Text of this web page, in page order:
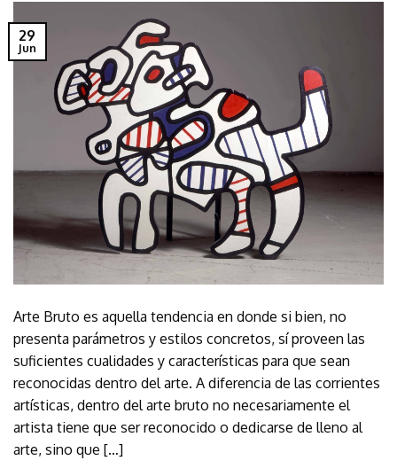
29
Jun
Arte Bruto es aquella tendencia en donde si bien, no
presenta parámetros y estilos concretos, sí proveen las
suficientes cualidades y características para que sean
reconocidas dentro del arte. A diferencia de las corrientes
artísticas, dentro del arte bruto no necesariamente el
artista tiene que ser reconocido o dedicarse de lleno al
arte, sino que […]